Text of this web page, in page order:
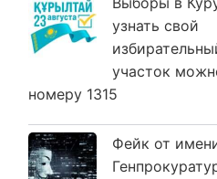
узнать свой
участок
номеру 1315
Фейк от